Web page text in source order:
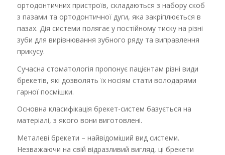
ортодонтичних пристроїв, складаються з набору скоб
з пазами та ортодонтичної дуги, яка закріплюється в
пазах. Дія системи полягає у постійному тиску на різні
зуби для вирівнювання зубного ряду та виправлення
прикусу.
Сучасна стоматологія пропонує пацієнтам різні види
брекетів, які дозволять їх носіям стати володарями
гарної посмішки.
Основна класифікація брекет-систем базується на
матеріалі, з якого вони виготовлені.
Металеві брекети – найвідоміший вид системи.
Незважаючи на свій відразливий вигляд, ці брекети